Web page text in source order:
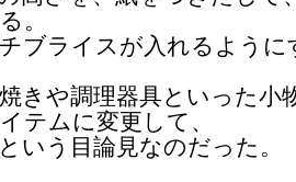
。
ブライスが入れるように
きや調理器具といった小
テムに変更して、
いう目論見なのだった。